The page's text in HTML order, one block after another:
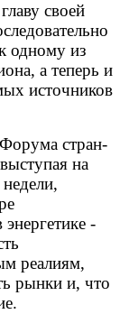
своей
одному из
а теперь и
источников
стран-
на
-
реалиям,
рынки и, что